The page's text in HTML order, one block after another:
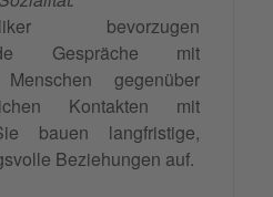
bevorzugen
Gespräche mit
gegenüber
Kontakten mit
bauen langfristige,
Beziehungen auf.